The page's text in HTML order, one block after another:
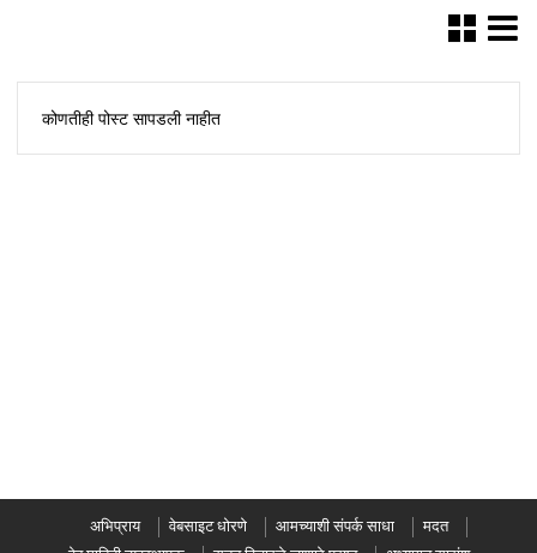
कोणतीही पोस्ट सापडली नाहीत
अभिप्राय वेबसाइट धोरणे आमच्याशी संपर्क साधा
मदत